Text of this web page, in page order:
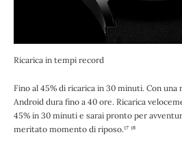
Ricarica in tempi record
Fino al 45% di ricarica in 30 minuti. Con una
Android dura fino a 40 ore. Ricarica
45% in 30 minuti e sarai pronto per
meritato momento di riposo.¹⁷ ¹⁸